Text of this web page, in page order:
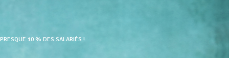
10 % DES SALARIÉS !